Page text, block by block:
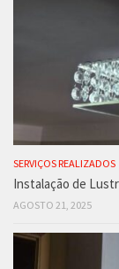
SERVIÇOS REALIZADOS
Instalação de
AGOSTO 21, 2025